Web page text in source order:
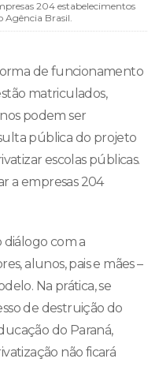
204 estabelecimentos
Agência Brasil.
de funcionamento
matriculados,
podem ser
pública do projeto
escolas públicas.
a empresas 204
diálogo com a
alunos, pais e mães –
Na prática, se
de destruição do
do Paraná,
não ficará